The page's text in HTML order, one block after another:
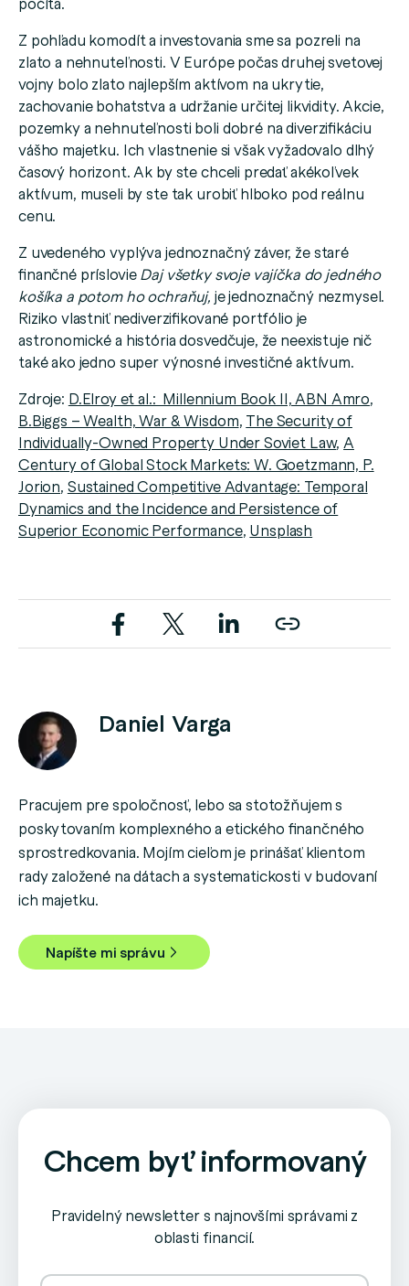
Z pohľadu komodít a investovania sme sa pozreli na
zlato a nehnuteľnosti. V Európe počas druhej svetovej
vojny bolo zlato najlepším aktívom na ukrytie,
zachovanie bohatstva a udržanie určitej likvidity. Akcie,
pozemky a nehnuteľnosti boli dobré na diverzifikáciu
vášho majetku. Ich vlastnenie si však vyžadovalo dlhý
časový horizont. Ak by ste chceli predať akékoľvek
aktívum, museli by ste tak urobiť hlboko pod reálnu
cenu.
Z uvedeného vyplýva jednoznačný záver, že staré
finančné príslovieDaj všetky svoje vajíčka do jedného
košíka a potom ho ochraňuj, je jednoznačný nezmysel.
Riziko vlastniť nediverzifikované portfólio je
astronomické a história dosvedčuje, že neexistuje nič
také ako jedno super výnosné investičné aktívum.
Zdroje: D.Elroy et al.: Millennium Book II, ABN Amro,
B.Biggs – Wealth, War & Wisdom, The Security of
Individually-Owned Property Under Soviet Law,A
Century of Global Stock Markets: W. Goetzmann, P.
Jorion, Sustained Competitive Advantage: Temporal
Dynamics and the Incidence and Persistence of
Superior Economic Performance, Unsplash
Daniel Varga
Pracujem pre spoločnosť, lebo sa stotožňujem s
poskytovaním komplexného a etického finančného
sprostredkovania. Mojím cieľom je prinášať klientom
rady založené na dátach a systematickosti v budovaní
ich majetku.
Napíšte mi správu
Chcem byť informovaný
Pravidelný newsletter s najnovšími správami z
oblasti financií.